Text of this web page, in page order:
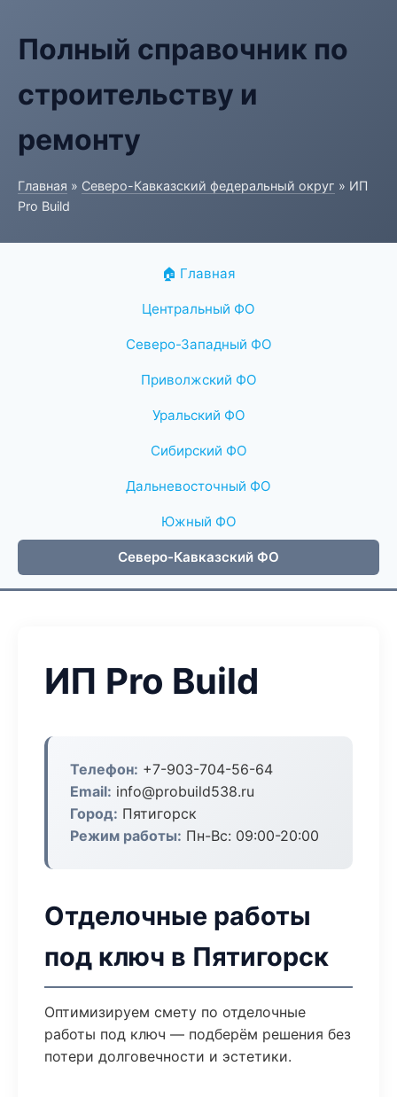
Полный справочник по
строительству и
ремонту
Главная » Северо-Кавказский федеральный округ » ИП
Pro Build
🏠 Главная
Центральный ФО
Северо-Западный ФО
Приволжский ФО
Уральский ФО
Сибирский ФО
Дальневосточный ФО
Южный ФО
Северо-Кавказский ФО
ИП Pro Build
Телефон: +7-903-704-56-64
Email: info@probuild538.ru
Город: Пятигорск
Режим работы: Пн-Вс: 09:00-20:00
Отделочные работы
под ключ в Пятигорск
Оптимизируем смету по отделочные
работы под ключ — подберём решения без
потери долговечности и эстетики.